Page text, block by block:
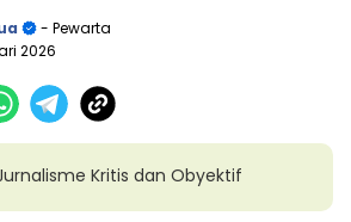
- Pewarta
2026
Kritis dan Obyektif